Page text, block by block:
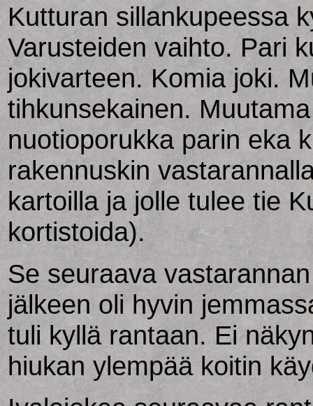
Kutturan sillankupeessa
Varusteiden vaihto. Pari
jokivarteen. Komia joki.
tihkunsekainen.
nuotioporukka parin eka
rakennuskin
kartoilla ja jolle tulee tie
kortistoida).
Se seuraava
jälkeen oli hyvin
tuli kyllä rantaan. Ei
hiukan ylempää koitin